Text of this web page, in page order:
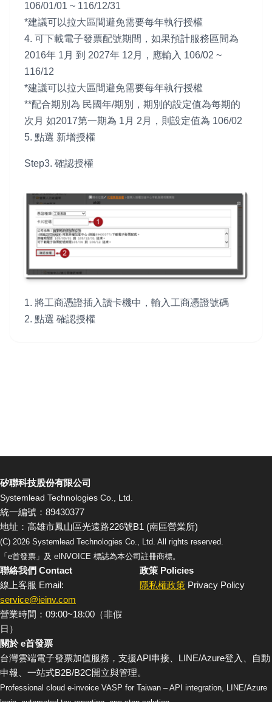
106/01/01 ~ 116/12/31
*建議可以拉大區間避免需要每年執行授權
4. 可下載電子發票配號期間，如果預計服務區間為
2016年 1月 到 2027年 12月，應輸入 106/02 ~
116/12
*建議可以拉大區間避免需要每年執行授權
**配合期別為 民國年/期別，期別的設定值為每期的
次月 如2017第一期為 1月 2月，則設定值為 106/02
5. 點選 新增授權
Step3. 確認授權
1. 將工商憑證插入讀卡機中，輸入工商憑證號碼
2. 點選 確認授權
矽聯科技股份有限公司
Systemlead Technologies Co., Ltd.
統一編號：89430377
地址：高雄市鳳山區光遠路226號B1 (南區營業所)
(C) 2026 Systemlead Technologies Co., Ltd. All rights reserved.
「e首發票」及 eINVOICE 標誌為本公司註冊商標。
聯絡我們 Contact
線上客服 Email:
service@ieinv.com
營業時間：09:00~18:00（非假
日）
政策 Policies
隱私權政策 Privacy Policy
關於 e首發票
台灣雲端電子發票加值服務，支援API串接、LINE/Azure登入、自動
申報、一站式B2B/B2C開立與管理。
Professional cloud e-invoice VASP for Taiwan – API integration, LINE/Azure